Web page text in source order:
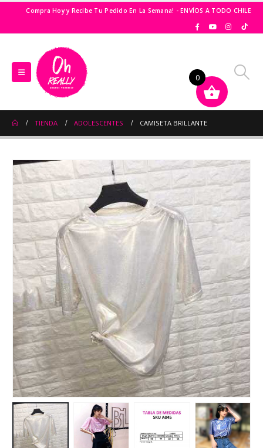
Compra Hoy y Recibe Tu Pedido En La Semana! - ENVÍOS A TODO CHILE
TIENDA ADOLESCENTES CAMISETA BRILLANTE
0